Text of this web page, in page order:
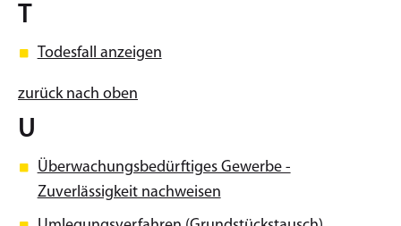
T
Todesfall anzeigen
zurück nach oben
U
Überwachungsbedürftiges Gewerbe -
Zuverlässigkeit nachweisen